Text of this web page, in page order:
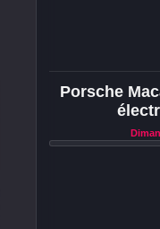
Porsche